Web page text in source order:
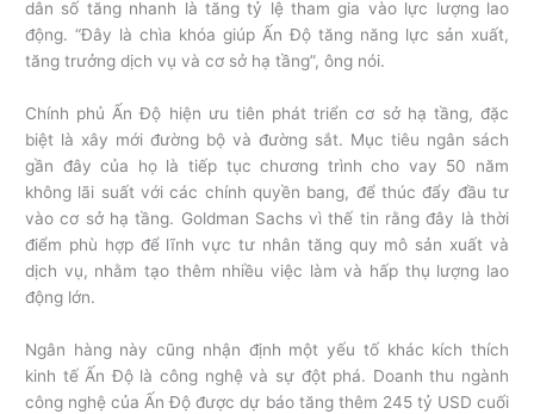
dân số tăng nhanh là tăng tỷ lệ tham gia vào lực lượng lao
động. “Đây là chìa khóa giúp Ấn Độ tăng năng lực sản xuất,
tăng trưởng dịch vụ và cơ sở hạ tầng”, ông nói.
Chính phủ Ấn Độ hiện ưu tiên phát triển cơ sở hạ tầng, đặc
biệt là xây mới đường bộ và đường sắt. Mục tiêu ngân sách
gần đây của họ là tiếp tục chương trình cho vay 50 năm
không lãi suất với các chính quyền bang, để thúc đẩy đầu tư
vào cơ sở hạ tầng. Goldman Sachs vì thế tin rằng đây là thời
điểm phù hợp để lĩnh vực tư nhân tăng quy mô sản xuất và
dịch vụ, nhằm tạo thêm nhiều việc làm và hấp thụ lượng lao
động lớn.
Ngân hàng này cũng nhận định một yếu tố khác kích thích
kinh tế Ấn Độ là công nghệ và sự đột phá. Doanh thu ngành
công nghệ của Ấn Độ được dự báo tăng thêm 245 tỷ USD cuối